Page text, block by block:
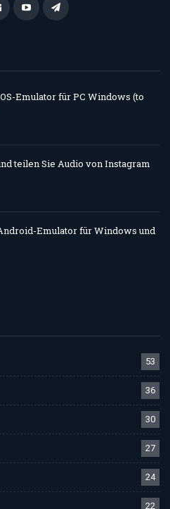
Emulator für PC Windows (to
teilen Sie Audio von Instagram
Emulator für Windows und
53
36
30
27
24
22